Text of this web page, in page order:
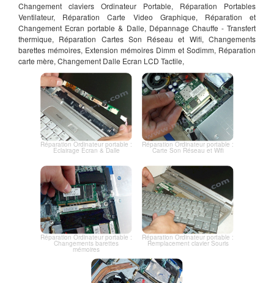
Changement claviers Ordinateur Portable, Réparation Portables
Ventilateur, Réparation Carte Video Graphique, Réparation et
Changement Ecran portable & Dalle, Dépannage Chauffe - Transfert
thermique, Réparation Cartes Son Réseau et Wifi, Changements
barettes mémoires, Extension mémoires Dimm et Sodimm, Réparation
carte mère, Changement Dalle Ecran LCD Tactile,
Réparation Ordinateur portable :
Eclairage Ecran & Dalle
Réparation Ordinateur portable :
Carte Son Réseau et Wifi
Réparation Ordinateur portable :
Changements barettes
mémoires
Réparation Ordinateur portable :
Remplacement clavier Souris